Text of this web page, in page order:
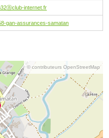
internet.fr
gan-assurances-samatan
© contributeurs OpenStreetMap